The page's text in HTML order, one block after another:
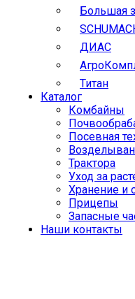
Большая
ДИАС
Титан
Каталог
Комбайны
Посевная
Трактора
Уход за
Хранение и
Прицепы
Запасные
Наши контакты